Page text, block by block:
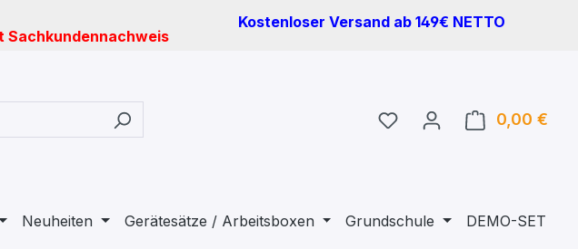
Sachkundennachweis
Kostenloser Versand ab 149€ NETTO
Du hast 0 Produkte auf
0,00 €
Neuheiten Gerätesätze / Arbeitsboxen Grundschule DEMO-SET